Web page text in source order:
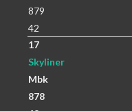
879
42
17
Skyliner
Mbk
878